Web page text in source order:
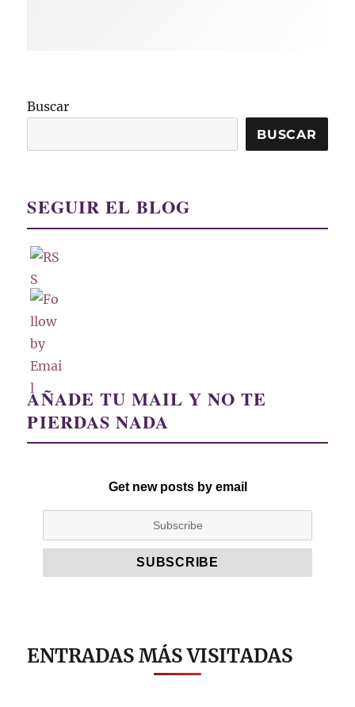
Buscar
BUSCAR
SEGUIR EL BLOG
AÑADE TU MAIL Y NO TE
PIERDAS NADA
Get new posts by email
ENTRADAS MÁS VISITADAS